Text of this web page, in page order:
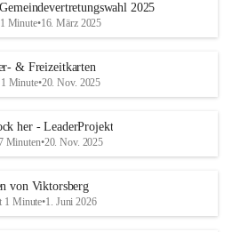
2025
Minute•16. März 2025
& Freizeitkarten
Minute•20. Nov. 2025
her - LeaderProjekt
Minuten•20. Nov. 2025
von Viktorsberg
1 Minute•1. Juni 2026